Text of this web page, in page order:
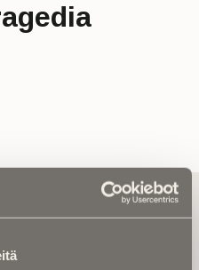
heti parhaiden
niin saat kaksi kertaa